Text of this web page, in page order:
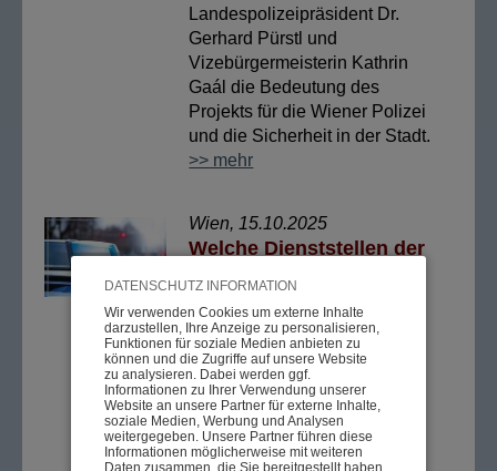
DATENSCHUTZ INFORMATION
Wir verwenden Cookies um externe Inhalte
darzustellen, Ihre Anzeige zu personalisieren,
Funktionen für soziale Medien anbieten zu
können und die Zugriffe auf unsere Website
zu analysieren. Dabei werden ggf.
Informationen zu Ihrer Verwendung unserer
Website an unsere Partner für externe Inhalte,
soziale Medien, Werbung und Analysen
weitergegeben. Unsere Partner führen diese
Informationen möglicherweise mit weiteren
Daten zusammen, die Sie bereitgestellt haben
Landespolizeipräsident Dr.
Gerhard Pürstl und
Vizebürgermeisterin Kathrin
Gaál die Bedeutung des
Projekts für die Wiener Polizei
und die Sicherheit in der Stadt.
>> mehr
Wien, 15.10.2025
Welche Dienststellen der
Verfügung stehen
Parallel zu den 14
Polizeikommissariaten (PK)
gibt es in Wien 14
Stadtpolizeikommanden
(SPK), die von
Stadtpolizeikommandanten